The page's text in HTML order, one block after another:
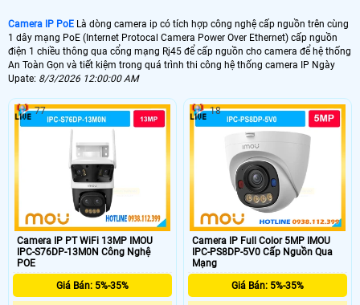
Camera IP PoE Là dòng camera ip có tích hợp công nghệ cấp nguồn trên cùng
1 dây mạng PoE (Internet Protocal Camera Power Over Ethernet) cấp nguồn
điện 1 chiều thông qua cổng mạng Rj45 để cấp nguồn cho camera để hệ thống
An Toàn Gọn và tiết kiệm trong quá trình thi công hệ thống camera IP Ngày
Upate: 8/3/2026 12:00:00 AM
Camera IP PT WiFi 13MP IMOU
IPC-S76DP-13M0N Công Nghệ
POE
Giá Bán: 5%-35%
77
Camera IP Full Color 5MP IMOU
IPC-PS8DP-5V0 Cấp Nguồn Qua
Mạng
Giá Bán: 5%-35%
18